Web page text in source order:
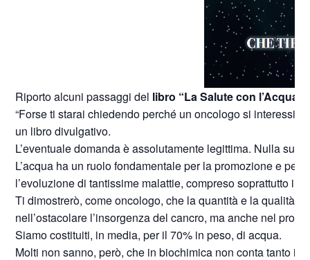
Riporto alcuni passaggi del libro “La Salute con
“Forse ti starai chiedendo perché un oncologo si interessi
un libro divulgativo.
L’eventuale domanda è assolutamente legittima. Nulla
L’acqua ha un ruolo fondamentale per la promozione e
l’evoluzione di tantissime malattie, compreso soprattutto il
Ti dimostrerò, come oncologo, che la quantità e la qualità
nell’ostacolare l’insorgenza del cancro, ma anche nel
Siamo costituiti, in media, per il 70% in peso, di acqua.
Molti non sanno, però, che in biochimica non conta tanto il